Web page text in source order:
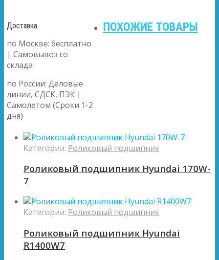
Доставка
по Москве: бесплатно
| Самовывоз со
склада
по России: Деловые
линии, СДСК, ПЭК |
Самолетом (Сроки 1-2
дня)
ПОХОЖИЕ ТОВАРЫ
Категории: Роликовый подшипник
Роликовый подшипник Hyundai 170W-
7
Категории: Роликовый подшипник
Роликовый подшипник Hyundai
R1400W7